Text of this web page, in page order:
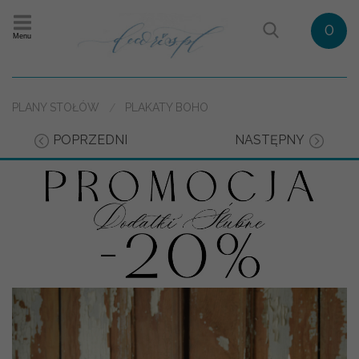
Menu 0
PLANY STOŁÓW PLAKATY BOHO
POPRZEDNI NASTĘPNY